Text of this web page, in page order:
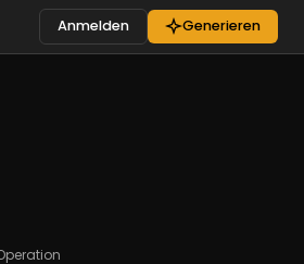
Anmelden Generieren